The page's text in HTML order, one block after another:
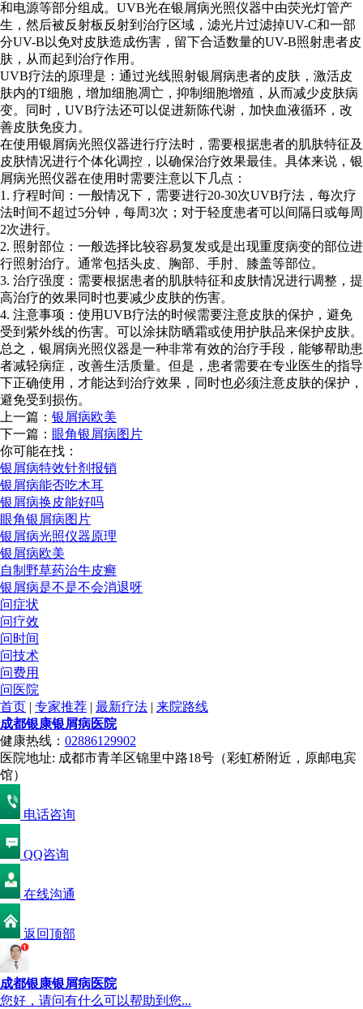
和电源等部分组成。UVB光在银屑病光照仪器中由荧光灯管产
生，然后被反射板反射到治疗区域，滤光片过滤掉UV-C和一部
分UV-B以免对皮肤造成伤害，留下合适数量的UV-B照射患者皮
肤，从而起到治疗作用。
UVB疗法的原理是：通过光线照射银屑病患者的皮肤，激活皮
肤内的T细胞，增加细胞凋亡，抑制细胞增殖，从而减少皮肤病
变。同时，UVB疗法还可以促进新陈代谢，加快血液循环，改
善皮肤免疫力。
在使用银屑病光照仪器进行疗法时，需要根据患者的肌肤特征及
皮肤情况进行个体化调控，以确保治疗效果最佳。具体来说，银
屑病光照仪器在使用时需要注意以下几点：
1. 疗程时间：一般情况下，需要进行20-30次UVB疗法，每次疗
法时间不超过5分钟，每周3次；对于轻度患者可以间隔日或每周
2次进行。
2. 照射部位：一般选择比较容易复发或是出现重度病变的部位进
行照射治疗。通常包括头皮、胸部、手肘、膝盖等部位。
3. 治疗强度：需要根据患者的肌肤特征和皮肤情况进行调整，提
高治疗的效果同时也要减少皮肤的伤害。
4. 注意事项：使用UVB疗法的时候需要注意皮肤的保护，避免
受到紫外线的伤害。可以涂抹防晒霜或使用护肤品来保护皮肤。
总之，银屑病光照仪器是一种非常有效的治疗手段，能够帮助患
者减轻病症，改善生活质量。但是，患者需要在专业医生的指导
下正确使用，才能达到治疗效果，同时也必须注意皮肤的保护，
避免受到损伤。
上一篇： 银屑病欧美
下一篇： 眼角银屑病图片
你可能在找：
银屑病特效针剂报销
银屑病能否吃木耳
银屑病换皮能好吗
眼角银屑病图片
银屑病光照仪器原理
银屑病欧美
自制野草药治牛皮癣
银屑病是不是不会消退呀
问症状
问疗效
问时间
问技术
问费用
问医院
首页 | 专家推荐 | 最新疗法 | 来院路线
成都银康银屑病医院
健康热线： 02886129902
医院地址: 成都市青羊区锦里中路18号（彩虹桥附近，原邮电宾
馆）
电话咨询
QQ咨询
在线沟通
返回顶部
成都银康银屑病医院
您好，请问有什么可以帮助到您...